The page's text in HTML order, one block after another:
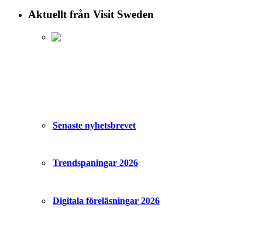
Aktuellt från Visit Sweden
Senaste nyhetsbrevet
Trendspaningar 2026
Digitala föreläsningar 2026